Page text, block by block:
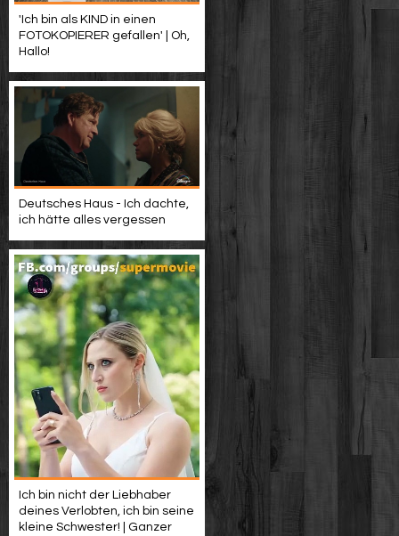
'Ich bin als KIND in einen
FOTOKOPIERER gefallen' | Oh,
Hallo!
Deutsches Haus - Ich dachte,
ich hätte alles vergessen
Ich bin nicht der Liebhaber
deines Verlobten, ich bin seine
kleine Schwester! | Ganzer